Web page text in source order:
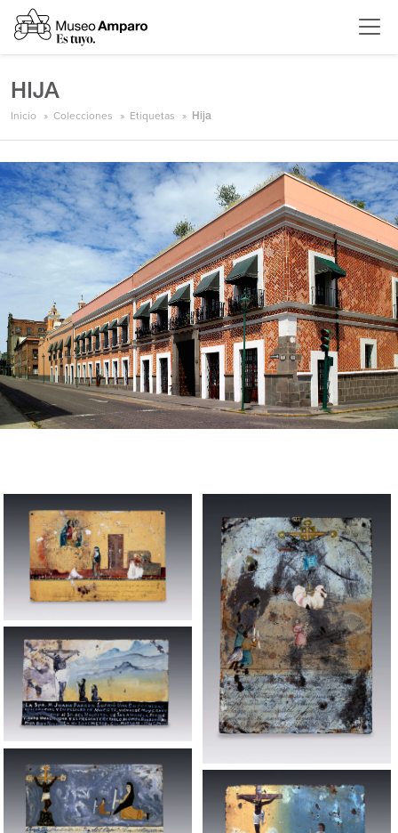
HIJA
Inicio Colecciones Etiquetas Hija